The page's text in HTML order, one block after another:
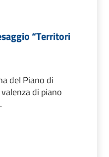
“Territori
del Piano di
di piano